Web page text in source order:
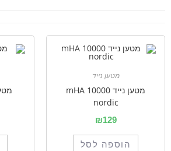
מטען נייד
מטען נייד 10000 mHA
nordic
₪129
הוספה לסל